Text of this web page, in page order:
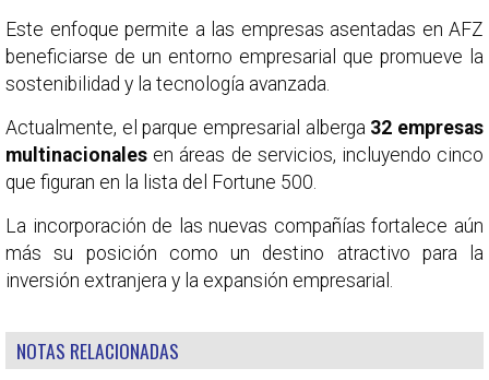
Este enfoque permite a las empresas asentadas en AFZ
beneficiarse de un entorno empresarial que promueve la
sostenibilidad y la tecnología avanzada.
Actualmente, el parque empresarial alberga 32 empresas
multinacionales en áreas de servicios, incluyendo cinco
que figuran en la lista del Fortune 500.
La incorporación de las nuevas compañías fortalece aún
más su posición como un destino atractivo para la
inversión extranjera y la expansión empresarial.
NOTAS RELACIONADAS